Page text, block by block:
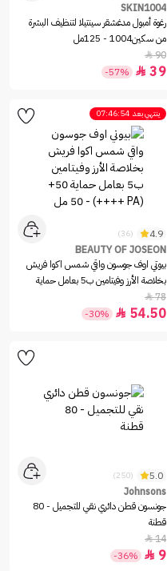
SKIN1004
رغوة أمبول مدغشقر سينتيلا لتنظيف البشرة
من سكين1004 - 125مل
90

39

-57%
ينتهي بعد 07:46:54
4.9
(36)
BEAUTY OF JOSEON
بيوتي اوف جوسون واقي شمس اكوا فريش
بخلاصة الأرز وفيتامين ب5 بعامل حماية
78

54.50

-30%
5.0
(250)
Johnsons
جونسون قطن دائري نقي للتجميل - 80
قطنة
14

9

-36%